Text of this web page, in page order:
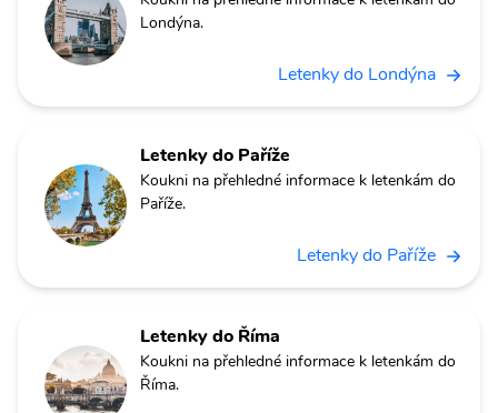
Londýna.
Letenky do Londýna
Letenky do Paříže
Koukni na přehledné informace k letenkám do
Paříže.
Letenky do Paříže
Letenky do Říma
Koukni na přehledné informace k letenkám do
Říma.